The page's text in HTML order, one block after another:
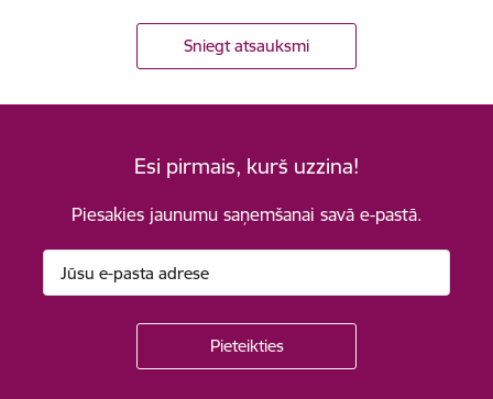
Sniegt atsauksmi
Esi pirmais, kurš uzzina!
Piesakies jaunumu saņemšanai savā e-pastā.